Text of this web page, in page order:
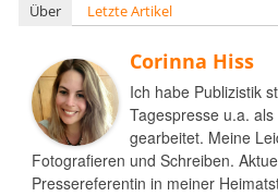
Über Letzte Artikel
Corinna Hiss
Ich habe Publizistik
Tagespresse u.a.
gearbeitet. Meine
Fotografieren und Schreiben.
Pressereferentin in meiner